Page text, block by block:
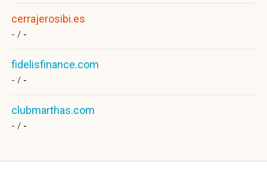
cerrajerosibi.es
- / -
fidelisfinance.com
- / -
clubmarthas.com
- / -